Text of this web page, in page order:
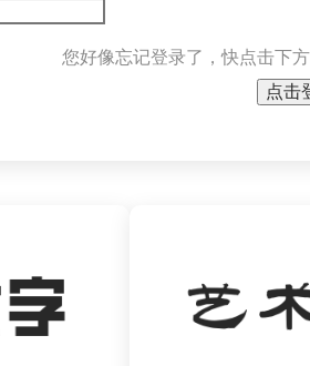
您好像忘记登录了，快点击下
点击